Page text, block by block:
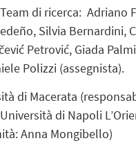
di ricerca: Adriano
Silvia Bernardini,
Petrović, Giada
Polizzi (assegnista).
di Macerata
di Napoli
Anna Mongibello)